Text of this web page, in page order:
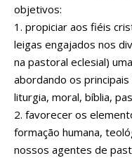
objetivos:
1. propiciar aos fiéis
leigas engajados nos
na pastoral eclesial)
abordando os
liturgia, moral, bíblia,
2. favorecer os
formação humana,
nossos agentes de